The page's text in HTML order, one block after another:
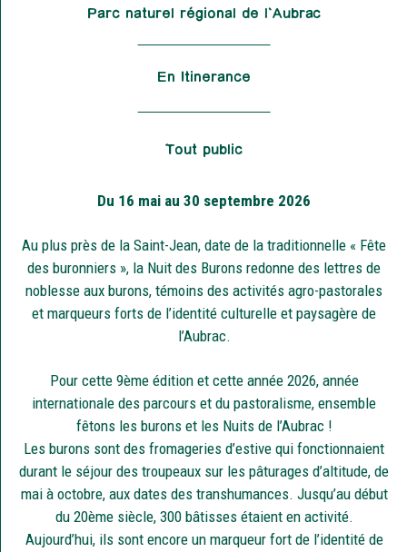
Parc naturel régional de l'Aubrac
En Itinerance
Tout public
Du 16 mai au 30 septembre 2026
Au plus près de la Saint-Jean, date de la traditionnelle « Fête
des buronniers », la Nuit des Burons redonne des lettres de
noblesse aux burons, témoins des activités agro-pastorales
et marqueurs forts de l’identité culturelle et paysagère de
l’Aubrac.
Pour cette 9ème édition et cette année 2026, année
internationale des parcours et du pastoralisme, ensemble
fêtons les burons et les Nuits de l’Aubrac !
Les burons sont des fromageries d’estive qui fonctionnaient
durant le séjour des troupeaux sur les pâturages d’altitude, de
mai à octobre, aux dates des transhumances. Jusqu’au début
du 20ème siècle, 300 bâtisses étaient en activité.
Aujourd’hui, ils sont encore un marqueur fort de l’identité de